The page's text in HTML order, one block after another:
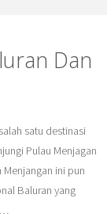
Dan
satu destinasi
Pulau Menjagan
Menjangan ini pun
Baluran yang
…